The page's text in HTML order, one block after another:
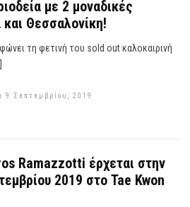
με 2 μοναδικές
Θεσσαλονίκη!
τη φετινή του sold out καλοκαιρινή
9 Σεπτεμβρίου, 2019
Ramazzotti έρχεται στην
2019 στο Tae Kwon